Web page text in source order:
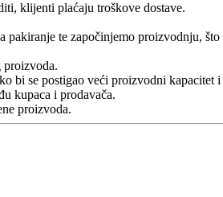
klijenti plaćaju troškove dostave.
te započinjemo proizvodnju,
proizvoda.
bi se postigao veći proizvodni kapacitet
kupaca i prodavača.
proizvoda.